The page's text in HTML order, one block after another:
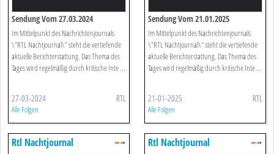
Sendung Vom 27.03.2024
Im Mittelpunkt des Nachrichtenjournals
\"RTL Nachtjournal\" steht die vertiefende
aktuelle Berichterstattung. Das Thema des
Tages wird regelmäßig durch kritische Inte ...
27-03-2024 RTL
Alle Folgen
Sendung Vom 21.01.2025
Im Mittelpunkt des Nachrichtenjournals
\"RTL Nachtjournal\" steht die vertiefende
aktuelle Berichterstattung. Das Thema des
Tages wird regelmäßig durch kritische Inte ...
21-01-2025 RTL
Alle Folgen
Rtl Nachtjournal Rtl Nachtjournal